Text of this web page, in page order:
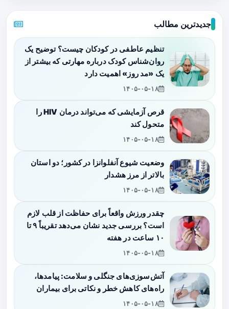
جدیدترین مطالب
تنظیم عاطفی در کودکان چیست؟ توضیح یک
روان‌شناس کودک درباره مهارتی که بیشتر از
یک «مد روز» اهمیت دارد
۱۴۰۵-۰۵-۱۸
قرص آزمایشی که می‌تواند درمان HIV را
متحول کند
۱۴۰۵-۰۵-۱۸
وضعیت شیوع آنفلوانزا در کشور؛ دو استان
بالاتر از مرز هشدار
۱۴۰۵-۰۵-۱۸
چقدر ورزش واقعاً برای حفاظت از قلب لازم
است؟ بررسی جدید نشان می‌دهد تقریباً ۹ تا
۱۰ ساعت در هفته
۱۴۰۵-۰۵-۱۸
آتش‌سوزی‌های جنگلی و سلامت: پیامدها،
راه‌های کاهش خطر و نکاتی برای بیماران
۱۴۰۵-۰۵-۱۸